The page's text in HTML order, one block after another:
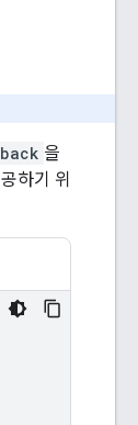
을
하기 위